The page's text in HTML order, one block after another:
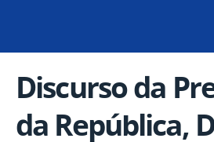
Discurso da
da República,